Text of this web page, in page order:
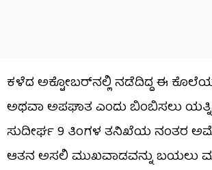
ಕಳೆದ ಅಕ್ಟೋಬರ್‌ನಲ್ಲಿ ನಡೆದಿದ್ದ ಈ
ಅಥವಾ ಅಪಘಾತ ಎಂದು ಬಿಂಬಿಸಲು
ಸುದೀರ್ಘ 9 ತಿಂಗಳ ತನಿಖೆಯ ನಂತರ
ಆತನ ಅಸಲಿ ಮುಖವಾಡವನ್ನು ಬಯಲು